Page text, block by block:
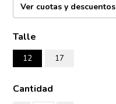
Ver cuotas y descuentos
Talle
12 17
Cantidad